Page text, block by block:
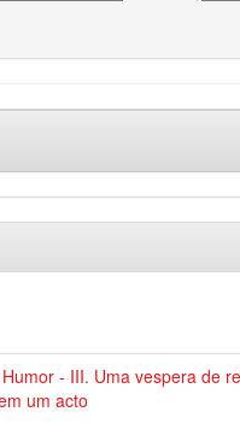
- III. Uma vespera de
um acto